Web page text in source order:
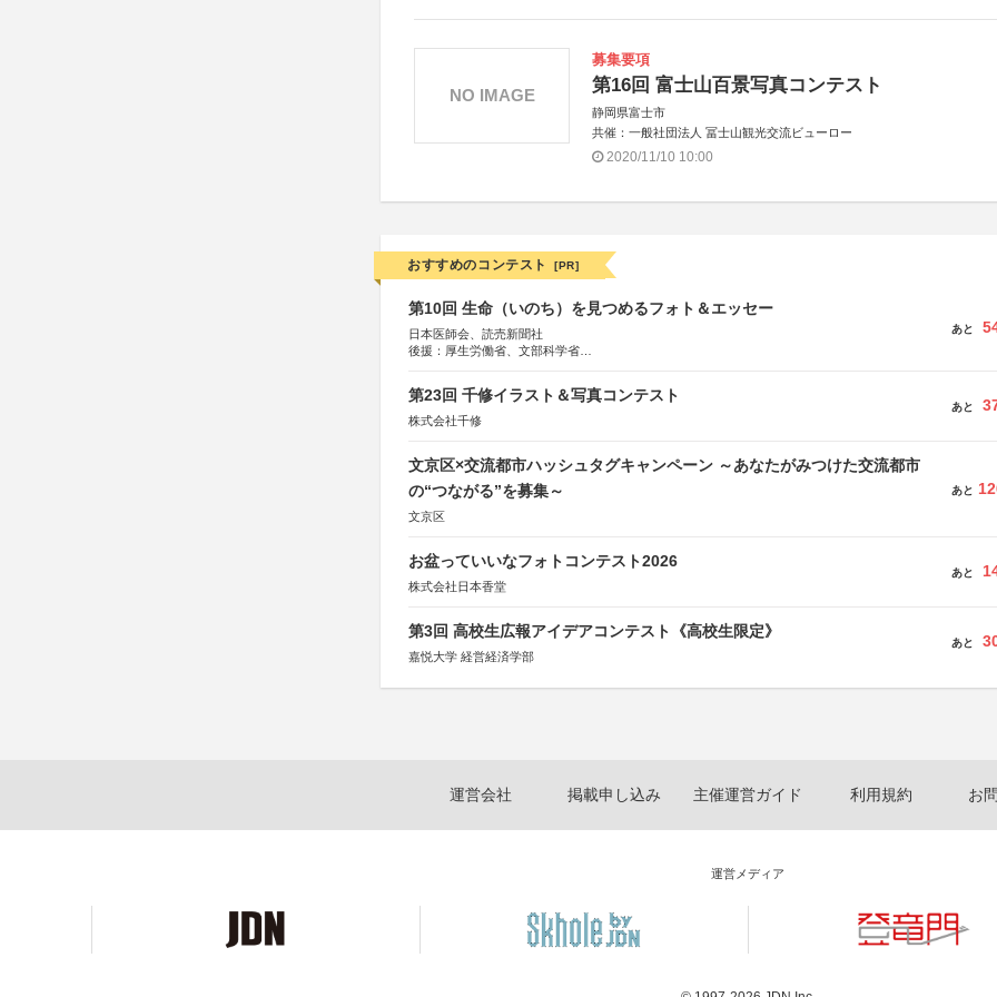
募集要項
第16回 富士山百景写真コンテスト
静岡県富士市
共催：一般社団法人 冨士山観光交流ビューロー
2020/11/10 10:00
NO IMAGE
おすすめのコンテスト [PR]
第10回 生命（いのち）を見つめるフォト＆エッセー
日本医師会、読売新聞社
後援：厚生労働省、文部科学省
あと
第23回 千修イラスト＆写真コンテスト
株式会社千修
あと
文京区×交流都市ハッシュタグキャンペーン ～あなたがみつけた交流都市
の“つながる”を募集～
文京区
あと
お盆っていいなフォトコンテスト2026
株式会社日本香堂
あと
第3回 高校生広報アイデアコンテスト《高校生限定》
嘉悦大学 経営経済学部
あと
運営会社 掲載申し込み 主催運営ガイド 利用規約 お
運営メディア